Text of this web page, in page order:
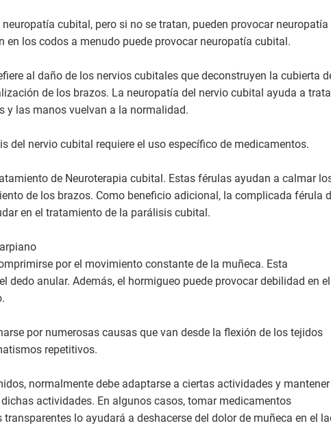
cubital, pero si no se tratan, pueden provocar neuropatía
los codos a menudo puede provocar neuropatía cubital.
al daño de los nervios cubitales que deconstruyen la cubierta
de los brazos. La neuropatía del nervio cubital ayuda a
y las manos vuelvan a la normalidad.
del nervio cubital requiere el uso específico de medicamentos.
de Neuroterapia cubital. Estas férulas ayudan a calmar
de los brazos. Como beneficio adicional, la complicada férula
en el tratamiento de la parálisis cubital.
por el movimiento constante de la muñeca. Esta
dedo anular. Además, el hormigueo puede provocar debilidad en el
por numerosas causas que van desde la flexión de los tejidos
repetitivos.
normalmente debe adaptarse a ciertas actividades y mantener
actividades. En algunos casos, tomar medicamentos
lo ayudará a deshacerse del dolor de muñeca en el